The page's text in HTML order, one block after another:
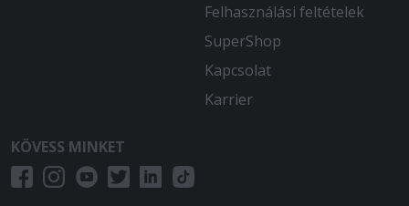
A pizza alja nyers, Soha többet innen.
finom volt.
Felhasználási feltételek
SuperShop
Kapcsolat
Karrier
KÖVESS MINKET